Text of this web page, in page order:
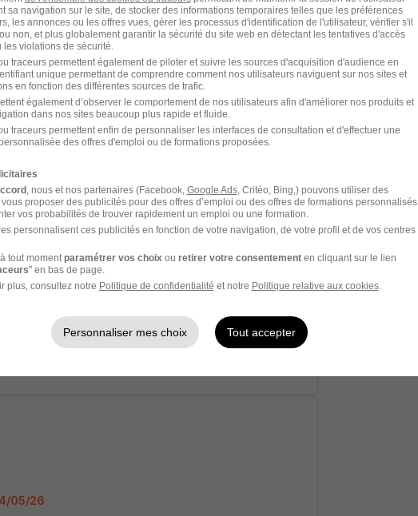
06/26
05/26
Patrimoine H/F
€ / an
05/26
05/26
sa navigation sur le site, de stocker des informations temporaires telles que les préférences
les annonces ou les offres vues, gérer les processus d'identification de l'utilisateur, vérifier s'il
non, et plus globalement garantir la sécurité du site web en détectant les tentatives d'accès
violations de sécurité.
traceurs permettent également de piloter et suivre les sources d'acquisition d'audience en
unique permettant de comprendre comment nos utilisateurs naviguent sur nos sites et
en fonction des différentes sources de trafic.
également d’observer le comportement de nos utilisateurs afin d'améliorer nos produits et
dans nos sites beaucoup plus rapide et fluide.
traceurs permettent enfin de personnaliser les interfaces de consultation et d'effectuer une
des offres d'emploi ou de formations proposées.
, nous et nos partenaires (Facebook, Google Ads, Critéo, Bing,) pouvons utiliser des
proposer des publicités pour des offres d’emploi ou des offres de formations personnalisés
vos probabilités de trouver rapidement un emploi ou une formation.
personnalisent ces publicités en fonction de votre navigation, de votre profil et de vos centres
tout moment paramétrer vos choix ou retirer votre consentementen cliquant sur le lien
" en bas de page.
plus, consultez notre Politique de confidentialité et notre Politique relative aux cookies.
Personnaliser mes choix Tout accepter